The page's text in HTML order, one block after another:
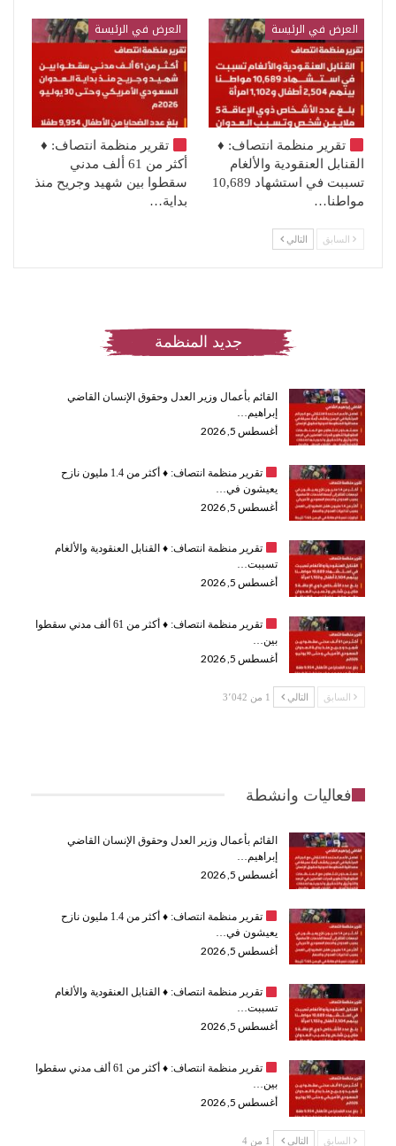
العرض في الرئيسة
تقرير منظمة انتصاف: ♦️
القنابل العنقودية والألغام
تسببت في استشهاد 10,689
مواطنا…
العرض في الرئيسة
تقرير منظمة انتصاف: ♦️
أكثر من 61 ألف مدني
سقطوا بين شهيد وجريح منذ
بداية…
السابق التالي
جديد المنظمة
القائم بأعمال وزير العدل وحقوق الإنسان القاضي
إبراهيم…
أغسطس 5, 2026
تقرير منظمة انتصاف: ♦️
أكثر من 1.4 مليون نازح
يعيشون في…
أغسطس 5, 2026
تقرير منظمة انتصاف: ♦️القنابل العنقودية والألغام
تسببت…
أغسطس 5, 2026
تقرير منظمة انتصاف: ♦️
أكثر من 61 ألف مدني سقطوا
بين…
أغسطس 5, 2026
السابق التالي 1 من 3٬042
فعاليات وانشطة
القائم بأعمال وزير العدل وحقوق الإنسان القاضي
إبراهيم…
أغسطس 5, 2026
تقرير منظمة انتصاف: ♦️
أكثر من 1.4 مليون نازح
يعيشون في…
أغسطس 5, 2026
تقرير منظمة انتصاف: ♦️القنابل العنقودية والألغام
تسببت…
أغسطس 5, 2026
تقرير منظمة انتصاف: ♦️
أكثر من 61 ألف مدني سقطوا
بين…
أغسطس 5, 2026
السابق التالي 1 من 4